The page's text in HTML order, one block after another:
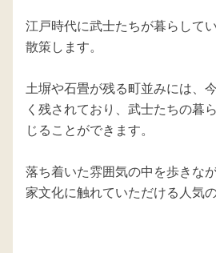
江戸時代に武士たちが暮らして
散策します。
土塀や石畳が残る町並みには、
く残されており、武士たちの暮
じることができます。
落ち着いた雰囲気の中を歩きな
家文化に触れていただける人気